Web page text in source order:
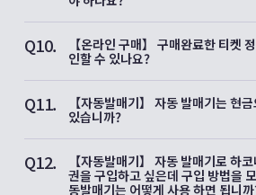
에
대한 자세한 내용은 이 페이지에서 확
※키즈용 휴대폰은 사용할 수 없습니다.
※일본여행/토부 톱 투어스/오다큐여
구매하신 고객님 및 쿠폰코드로 티켓
불가능 하므로 ,
본인의 스마트폰으로 직접 티켓을 발급
해당 구간에서 티켓을 이용할 수 없는
해당 구간에 대한 부분 환불이 이루어집
어 있으니, 티켓 구매 시의 로그인 방
시기 바랍니다.
이메일주소 입력란은 대문자와 소문
일한 이메일 주소의 대문자와 소문자
를 입력하면 두 계정을 서로 다른 계
Taro.Odakyu@emot.jp 에서 로그인
taro.odakyu@emot.jp 에서 로그인하
A9.
붙여 넣고 로그인하여 받으시기 바랍
또한 양도를 받는 분도, 양도하는 분
는 경우는 웹 사이트 [EMot 온라인 티
니다.
・iPhone의 경우：Safari
・Android의 경우：Google Chrome
Q10.
【온라인 구매】 구매완료한 티켓
인할 수 있나요?
A10.
을 표시하려면 로그인 후
【로망스카 특급권】
【로망스카 특급권 이외의 티켓】
왼쪽 상단의 [메뉴]→[마이페이지]→[
세요.
Q11.
【자동발매기】 자동 발매기는 현
있습니까?
A11.
‘JCB’, ‘아메리칸 익스프레스’, ‘다이
있습니다.
Q12.
【자동발매기】 자동 발매기로 하
권을 구입하고 싶은데 구입 방법을
동발매기는 어떻게 사용 하면 됩니